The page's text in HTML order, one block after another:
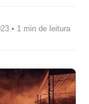
• 1 min de leitura